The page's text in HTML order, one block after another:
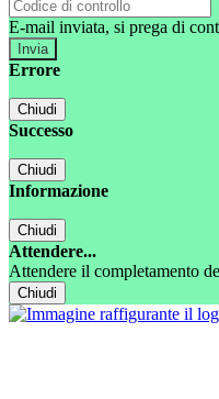
E-mail inviata, si prega di
Errore
Chiudi
Successo
Chiudi
Informazione
Chiudi
Attendere...
Attendere il completamento
Chiudi